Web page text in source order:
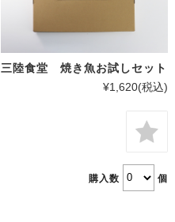
三陸食堂 焼き魚お試しセット
¥1,620(税込)
購入数 個